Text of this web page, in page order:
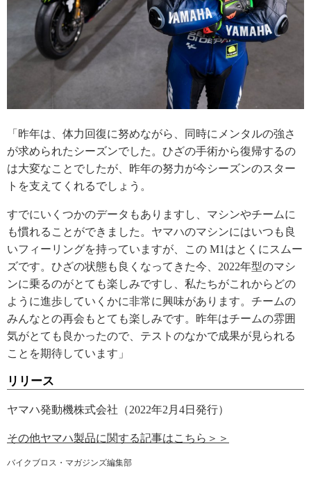
「昨年は、体力回復に努めながら、同時にメンタルの強さ
が求められたシーズンでした。ひざの手術から復帰するの
は大変なことでしたが、昨年の努力が今シーズンのスター
トを支えてくれるでしょう。
すでにいくつかのデータもありますし、マシンやチームに
も慣れることができました。ヤマハのマシンにはいつも良
いフィーリングを持っていますが、この M1はとくにスムー
ズです。ひざの状態も良くなってきた今、2022年型のマシ
ンに乗るのがとても楽しみですし、私たちがこれからどの
ように進歩していくかに非常に興味があります。チームの
みんなとの再会もとても楽しみです。昨年はチームの雰囲
気がとても良かったので、テストのなかで成果が見られる
ことを期待しています」
リリース
ヤマハ発動機株式会社（2022年2月4日発行）
その他ヤマハ製品に関する記事はこちら＞＞
バイクブロス・マガジンズ編集部